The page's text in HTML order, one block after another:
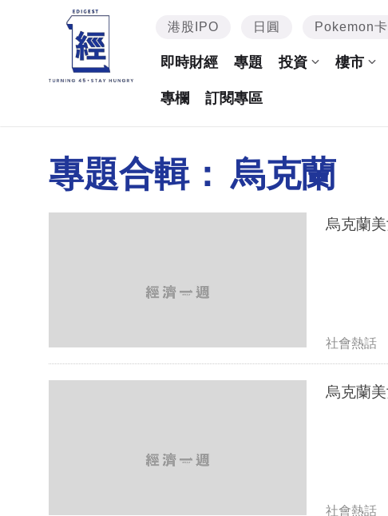
港股IPO 日圓 Pokemon卡
即時財經 專題 投資 樓市
專欄 訂閱專區
專題合輯： 烏克蘭
社會熱話
社會熱話